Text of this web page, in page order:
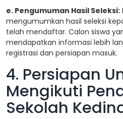
e. Pengumuman Hasil Seleksi:
mengumumkan hasil seleksi
telah mendaftar. Calon siswa
mendapatkan informasi lebih
registrasi dan persiapan masuk.
4. Persiapan
Mengikuti
Sekolah